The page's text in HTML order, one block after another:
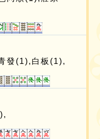
發(1),白板(1),